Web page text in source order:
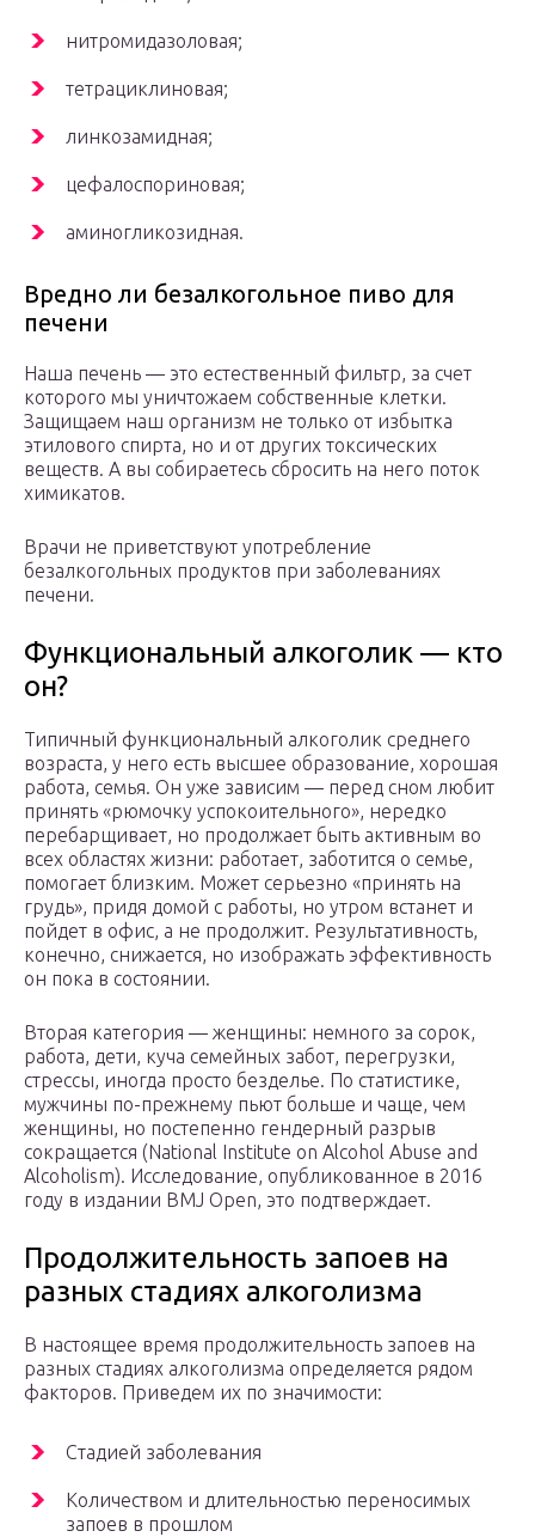
нитромидазоловая;
тетрациклиновая;
линкозамидная;
цефалоспориновая;
аминогликозидная.
Вредно ли безалкогольное пиво для
печени
Наша печень — это естественный фильтр, за счет
которого мы уничтожаем собственные клетки.
Защищаем наш организм не только от избытка
этилового спирта, но и от других токсических
веществ. А вы собираетесь сбросить на него поток
химикатов.
Врачи не приветствуют употребление
безалкогольных продуктов при заболеваниях
печени.
Функциональный алкоголик — кто
он?
Типичный функциональный алкоголик среднего
возраста, у него есть высшее образование, хорошая
работа, семья. Он уже зависим — перед сном любит
принять «рюмочку успокоительного», нередко
перебарщивает, но продолжает быть активным во
всех областях жизни: работает, заботится о семье,
помогает близким. Может серьезно «принять на
грудь», придя домой с работы, но утром встанет и
пойдет в офис, а не продолжит. Результативность,
конечно, снижается, но изображать эффективность
он пока в состоянии.
Вторая категория — женщины: немного за сорок,
работа, дети, куча семейных забот, перегрузки,
стрессы, иногда просто безделье. По статистике,
мужчины по-прежнему пьют больше и чаще, чем
женщины, но постепенно гендерный разрыв
сокращается (National Institute on Alcohol Abuse and
Alcoholism). Исследование, опубликованное в 2016
году в издании BMJ Open, это подтверждает.
Продолжительность запоев на
разных стадиях алкоголизма
В настоящее время продолжительность запоев на
разных стадиях алкоголизма определяется рядом
факторов. Приведем их по значимости:
Стадией заболевания
Количеством и длительностью переносимых
запоев в прошлом